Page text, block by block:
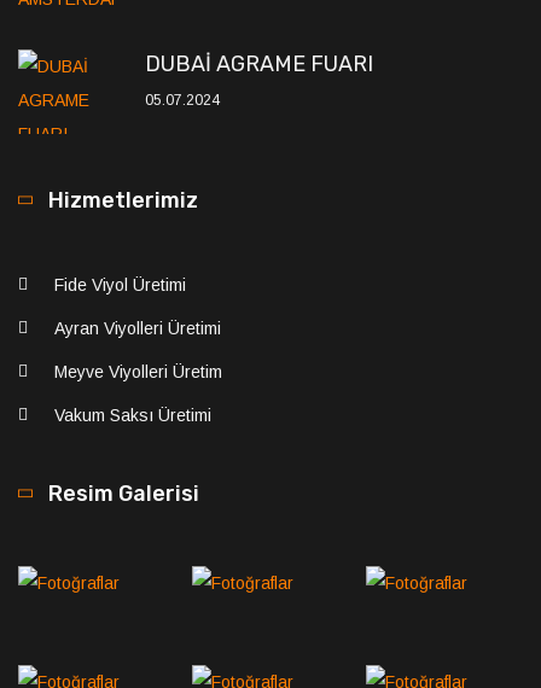
DUBAİ AGRAME FUARI
05.07.2024
Hizmetlerimiz
Fide Viyol Üretimi
Ayran Viyolleri Üretimi
Meyve Viyolleri Üretim
Vakum Saksı Üretimi
Resim Galerisi